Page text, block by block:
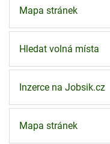
Mapa stránek
Hledat volná místa
Inzerce na Jobsik.cz
Mapa stránek